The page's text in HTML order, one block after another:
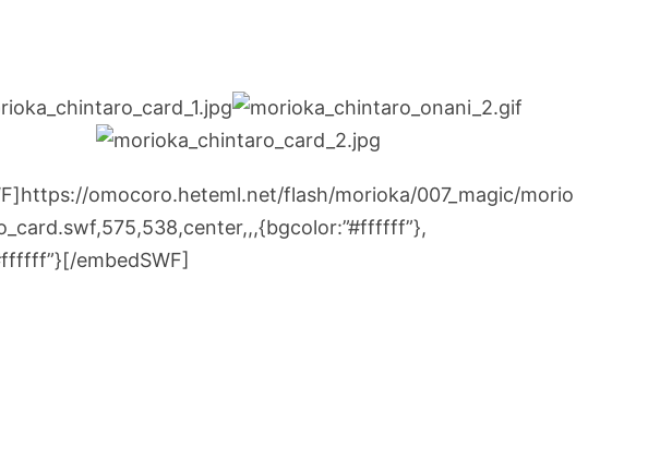
omocoro.heteml.net/flash/morioka/007_magic/morio
embedSWF]